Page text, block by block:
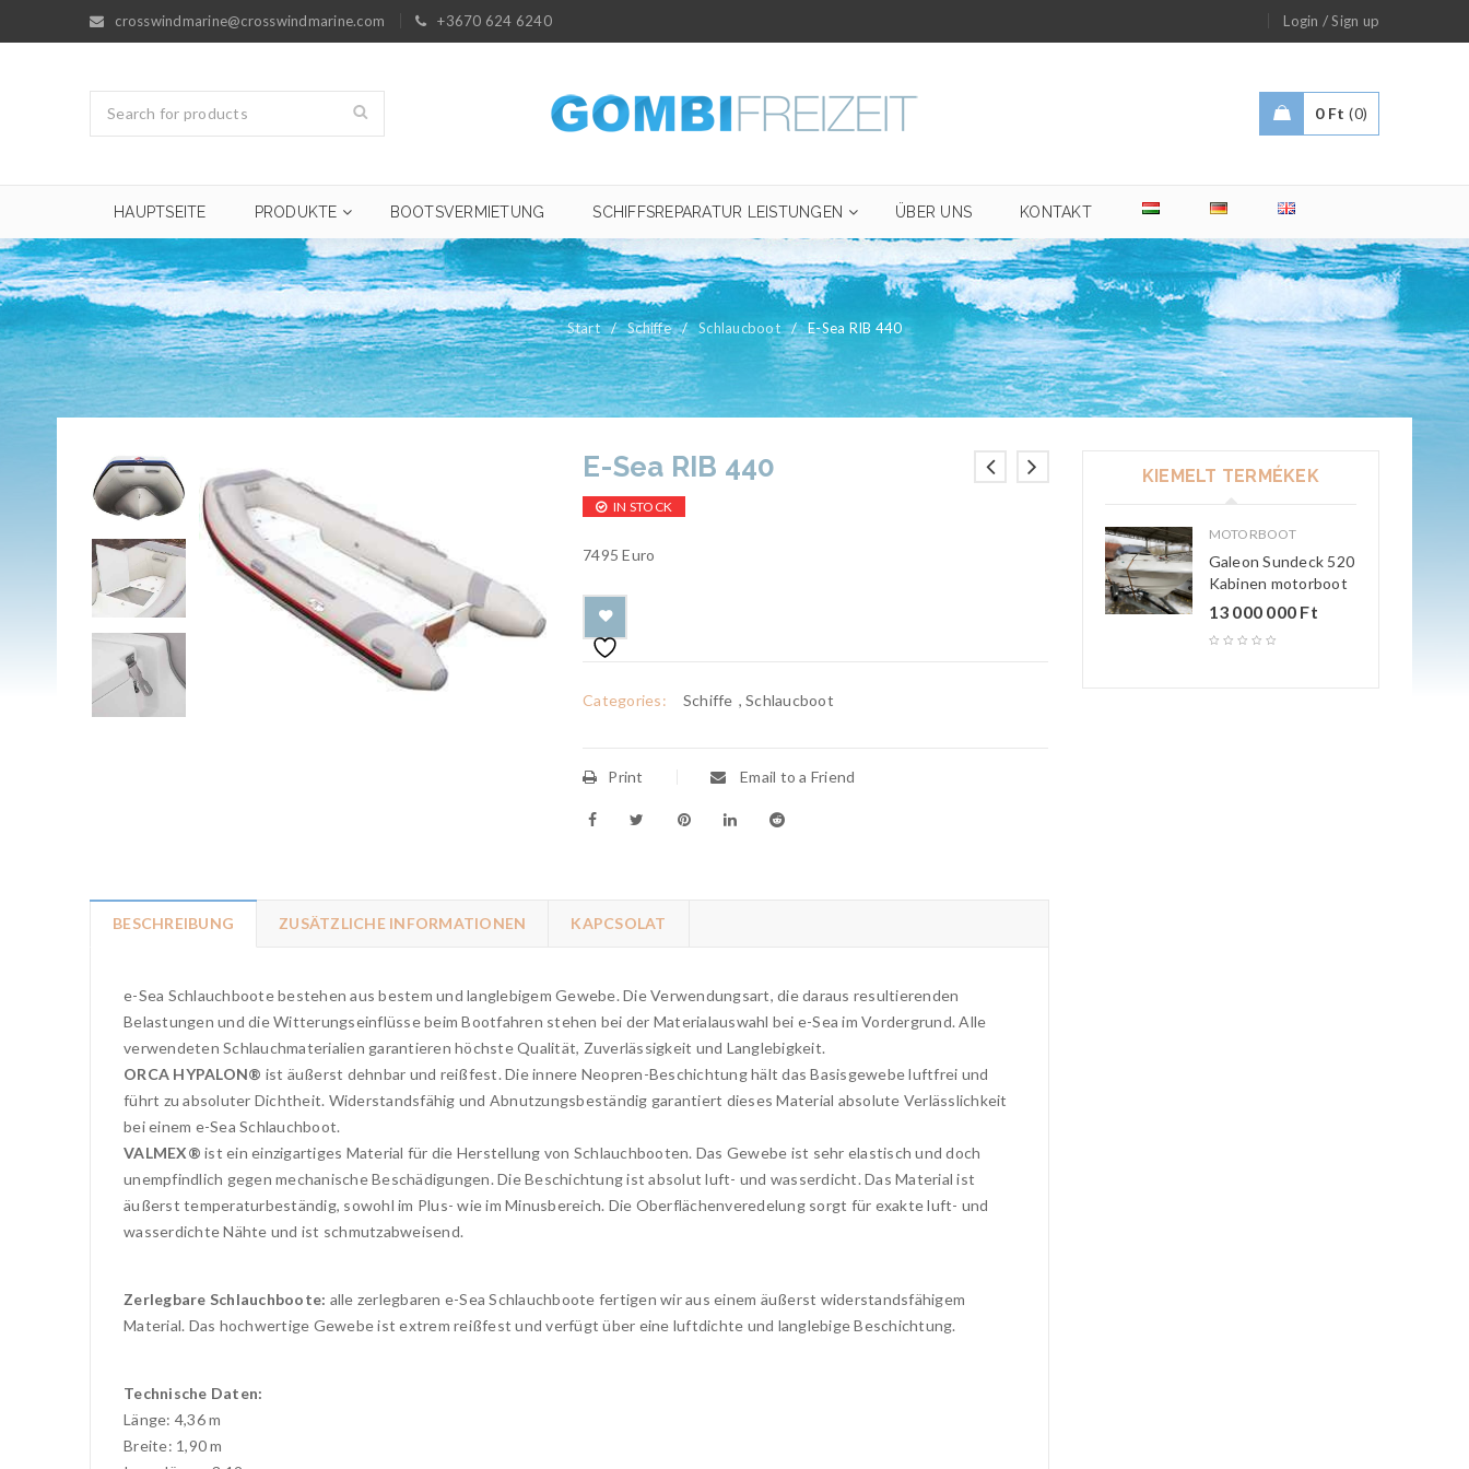
crosswindmarine@crosswindmarine.com +3670 624 6240 Login /Sign up
0 Ft 0
HAUPTSEITE PRODUKTE BOOTSVERMIETUNG SCHIFFSREPARATUR LEISTUNGEN ÜBER UNS KONTAKT
Start / Schiffe / Schlaucboot / E-Sea RIB 440
E-Sea RIB 440
IN STOCK
7495 Euro
Categories: Schiffe ,Schlaucboot
Print Email to a Friend
BESCHREIBUNG ZUSÄTZLICHE INFORMATIONEN KAPCSOLAT
e-Sea Schlauchboote bestehen aus bestem und langlebigem Gewebe. Die Verwendungsart, die daraus resultierenden
Belastungen und die Witterungseinflüsse beim Bootfahren stehen bei der Materialauswahl bei e-Sea im Vordergrund. Alle
verwendeten Schlauchmaterialien garantieren höchste Qualität, Zuverlässigkeit und Langlebigkeit.
ORCA HYPALON® ist äußerst dehnbar und reißfest. Die innere Neopren-Beschichtung hält das Basisgewebe luftfrei und
führt zu absoluter Dichtheit. Widerstandsfähig und Abnutzungsbeständig garantiert dieses Material absolute Verlässlichkeit
bei einem e-Sea Schlauchboot.
VALMEX® ist ein einzigartiges Material für die Herstellung von Schlauchbooten. Das Gewebe ist sehr elastisch und doch
unempfindlich gegen mechanische Beschädigungen. Die Beschichtung ist absolut luft- und wasserdicht. Das Material ist
äußerst temperaturbeständig, sowohl im Plus- wie im Minusbereich. Die Oberflächenveredelung sorgt für exakte luft- und
wasserdichte Nähte und ist schmutzabweisend.
Zerlegbare Schlauchboote: alle zerlegbaren e-Sea Schlauchboote fertigen wir aus einem äußerst widerstandsfähigem
Material. Das hochwertige Gewebe ist extrem reißfest und verfügt über eine luftdichte und langlebige Beschichtung.
Technische Daten:
Länge: 4,36 m
Breite: 1,90 m
KIEMELT TERMÉKEK
MOTORBOOT
Galeon Sundeck 520
Kabinen motorboot
13 000 000 Ft